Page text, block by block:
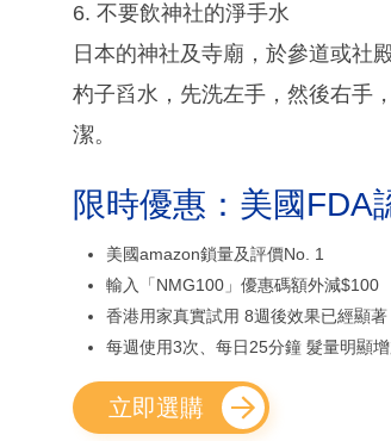
6. 不要飲神社的淨手水
日本的神社及寺廟，於參道或社
杓子舀水，先洗左手，然後右手
潔。
限時優惠：美國FDA
美國amazon鎖量及評價No. 1
輸入「NMG100」優惠碼額外減$100
香港用家真實試用 8週後效果已經顯著
每週使用3次、每日25分鐘 髮量明顯
立即選購